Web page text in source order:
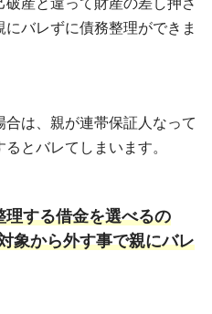
産と違って財産の差し押さ
バレずに債務整理ができま
は、親が連帯保証人なって
とバレてしまいます。
理する借金を選べるの
象から外す事で親にバレ